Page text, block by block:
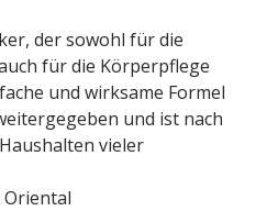
der sowohl für die
für die Körperpflege
und wirksame Formel
und ist nach
vieler